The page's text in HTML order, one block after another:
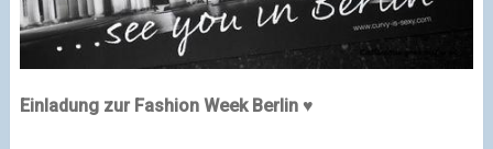
Einladung zur Fashion Week Berlin♥